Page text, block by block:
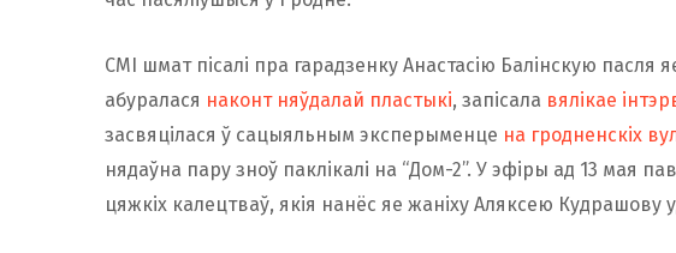
СМІ шмат пісалі пра гарадзенку Анастасію Балінскую
абуралася наконт няўдалай пластыкі, запісала вялікае
засвяцілася ў сацыяльным эксперыменце на гродненскіх
нядаўна пару зноў паклікалі на “Дом-2”. У эфіры ад 13 мая
цяжкіх калецтваў, якія нанёс яе жаніху Аляксею Кудрашову